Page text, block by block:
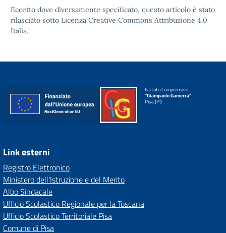
Eccetto dove diversamente specificato, questo articolo è stato
rilasciato sotto Licenza Creative Commons Attribuzione 4.0
Italia.
Istituto Comprensivo
"Giampaolo Gamerra"
Pisa (PI)
Link esterni
Registro Elettronico
Ministero dell'Istruzione e del Merito
Albo Sindacale
Ufficio Scolastico Regionale per la Toscana
Ufficio Scolastico Territoriale Pisa
Comune di Pisa